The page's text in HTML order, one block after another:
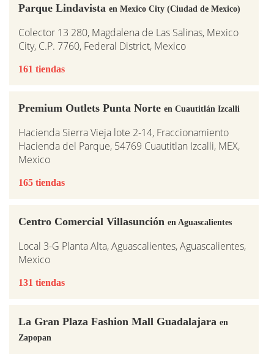
Parque Lindavista en Mexico City (Ciudad de Mexico)
Colector 13 280, Magdalena de Las Salinas, Mexico
City, C.P. 7760, Federal District, Mexico
161 tiendas
Premium Outlets Punta Norte en Cuautitlán Izcalli
Hacienda Sierra Vieja lote 2-14, Fraccionamiento
Hacienda del Parque, 54769 Cuautitlan Izcalli, MEX,
Mexico
165 tiendas
Centro Comercial Villasunción en Aguascalientes
Local 3-G Planta Alta, Aguascalientes, Aguascalientes,
Mexico
131 tiendas
La Gran Plaza Fashion Mall Guadalajara en
Zapopan